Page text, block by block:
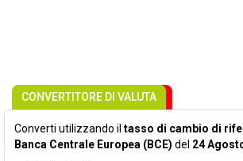
CONVERTITORE DI VALUTA
Converti utilizzando il tasso di cambio di
Banca Centrale Europea (BCE) del 24